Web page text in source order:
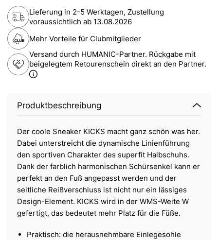
Lieferung in 2-5 Werktagen, Zustellung
voraussichtlich ab 13.08.2026
Mehr Vorteile für Clubmitglieder
Versand durch HUMANIC-Partner. Rückgabe mit
beigelegtem Retourenschein direkt an den Partner.
Produktbeschreibung
Der coole Sneaker KICKS macht ganz schön was her.
Dabei unterstreicht die dynamische Linienführung
den sportiven Charakter des superfit Halbschuhs.
Dank der farblich harmonischen Schürsenkel kann er
perfekt an den Fuß angepasst werden und der
seitliche Reißverschluss ist nicht nur ein lässiges
Design-Element. KICKS wird in der WMS-Weite W
gefertigt, das bedeutet mehr Platz für die Füße.
Praktisch: die herausnehmbare Einlegesohle